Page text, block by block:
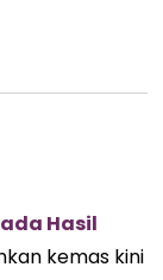
Hasil
kemas kini